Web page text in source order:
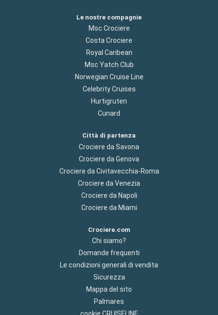
Le nostre compagnie
Msc Crociere
Costa Crociere
Royal Caribean
Msc Yatch Club
Norwegian Cruise Line
Celebrity Cruises
Hurtigruten
Cunard
Città di partenza
Crociere da Savona
Crociere da Genova
Crociere da Civitavecchia-Roma
Crociere da Venezia
Crociere da Napoli
Crociere da Miami
Crociere.com
Chi siamo?
Domande frequenti
Le condizioni generali di vendita
Sicurezza
Mappa del sito
Palmares